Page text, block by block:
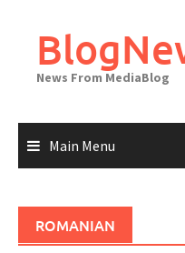
content
News From MediaBlog
Main Menu
ROMANIAN